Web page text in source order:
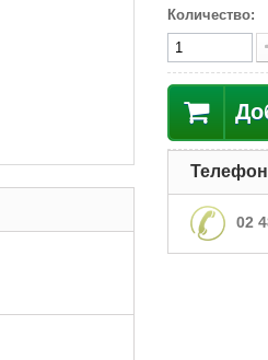
Количество:
02